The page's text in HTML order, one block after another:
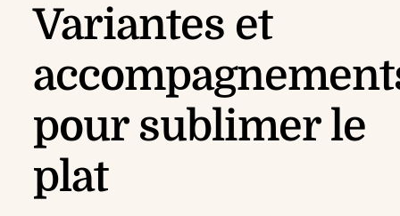
Variantes et
pour sublimer le
plat